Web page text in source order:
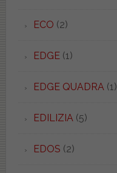
ECO (2)
EDGE(1)
EDGE QUADRA(1)
EDILIZIA(5)
EDOS (2)